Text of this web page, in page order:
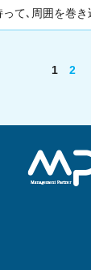
て､周囲を巻き
1 2